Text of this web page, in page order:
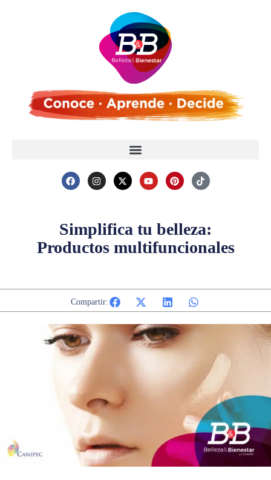
Simplifica tu belleza:
Productos multifuncionales
Compartir: